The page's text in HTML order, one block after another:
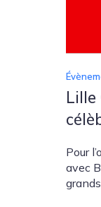
Lille
Pour
avec